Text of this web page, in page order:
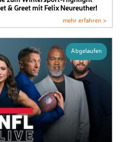
& Greet mit Felix Neureuther!
mehr erfahren >
Abgelaufen